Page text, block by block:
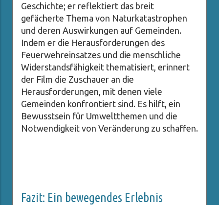
Geschichte; er reflektiert das breit
gefächerte Thema von Naturkatastrophen
und deren Auswirkungen auf Gemeinden.
Indem er die Herausforderungen des
Feuerwehreinsatzes und die menschliche
Widerstandsfähigkeit thematisiert, erinnert
der Film die Zuschauer an die
Herausforderungen, mit denen viele
Gemeinden konfrontiert sind. Es hilft, ein
Bewusstsein für Umweltthemen und die
Notwendigkeit von Veränderung zu schaffen.
Fazit: Ein bewegendes Erlebnis